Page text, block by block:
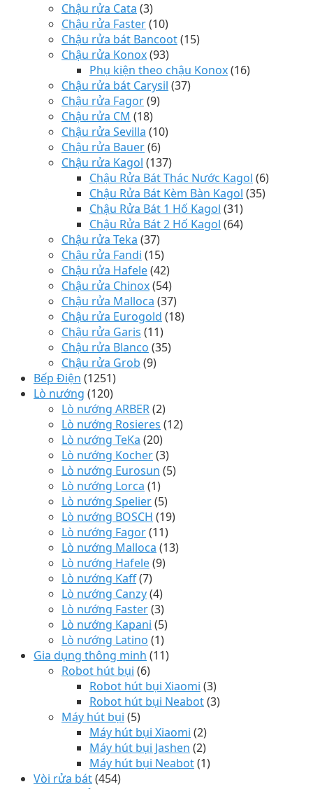
Chậu rửa Cata (3)
Chậu rửa Faster(10)
Chậu rửa bát Bancoot(15)
Chậu rửa Konox(93)
Phụ kiện theo chậu Konox(16)
Chậu rửa bát Carysil (37)
Chậu rửa Fagor(9)
Chậu rửa CM (18)
Chậu rửa Sevilla (10)
Chậu rửa Bauer(6)
Chậu rửa Kagol (137)
Chậu Rửa Bát Thác Nước Kagol (6)
Chậu Rửa Bát Kèm Bàn Kagol (35)
Chậu Rửa Bát 1 Hố Kagol (31)
Chậu Rửa Bát 2 Hố Kagol (64)
Chậu rửa Teka (37)
Chậu rửa Fandi (15)
Chậu rửa Hafele(42)
Chậu rửa Chinox(54)
Chậu rửa Malloca (37)
Chậu rửa Eurogold (18)
Chậu rửa Garis (11)
Chậu rửa Blanco (35)
Chậu rửa Grob (9)
Bếp Điện (1251)
Lò nướng (120)
Lò nướng ARBER(2)
Lò nướng Rosieres (12)
Lò nướng TeKa (20)
Lò nướng Kocher(3)
Lò nướng Eurosun (5)
Lò nướng Lorca (1)
Lò nướng Spelier(5)
Lò nướng BOSCH (19)
Lò nướng Fagor(11)
Lò nướng Malloca (13)
Lò nướng Hafele(9)
Lò nướng Kaff(7)
Lò nướng Canzy(4)
Lò nướng Faster(3)
Lò nướng Kapani (5)
Lò nướng Latino (1)
Gia dụng thông minh (11)
Robot hút bụi (6)
Robot hút bụi Xiaomi (3)
Robot hút bụi Neabot(3)
Máy hút bụi (5)
Máy hút bụi Xiaomi (2)
Máy hút bụi Jashen (2)
Máy hút bụi Neabot(1)
Vòi rửa bát(454)